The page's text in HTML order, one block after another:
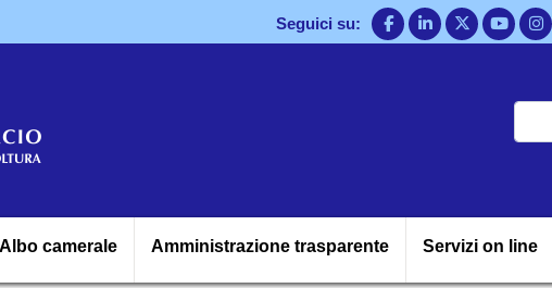
Salta
al
Seguici su:
Navigazione principale
Albo camerale Amministrazione trasparente Servizi on line